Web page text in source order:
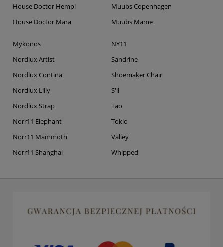
House Doctor Hempi
House Doctor Mara
Muubs Copenhagen
Muubs Mame
Mykonos
Nordlux Artist
Nordlux Contina
Nordlux Lilly
Nordlux Strap
Norr11 Elephant
Norr11 Mammoth
Norr11 Shanghai
NY11
Sandrine
Shoemaker Chair
S'il
Tao
Tokio
Valley
Whipped